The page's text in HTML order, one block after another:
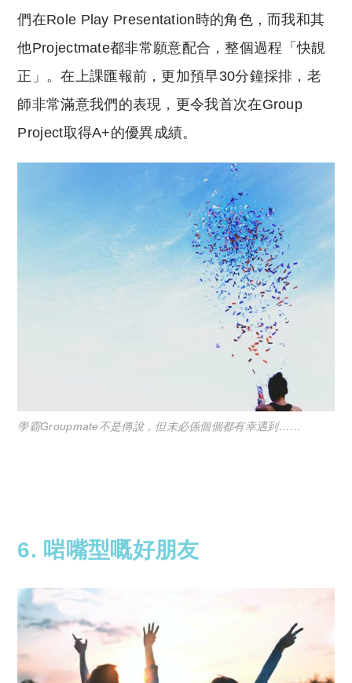
們在Role Play Presentation時的角色，而我和其
他Projectmate都非常願意配合，整個過程「快靚
正」。在上課匯報前，更加預早30分鐘採排，老
師非常滿意我們的表現，更令我首次在Group
Project取得A+的優異成績。
學霸Groupmate不是傳說，但未必係個個都有幸遇到……
6. 啱嘴型嘅好朋友